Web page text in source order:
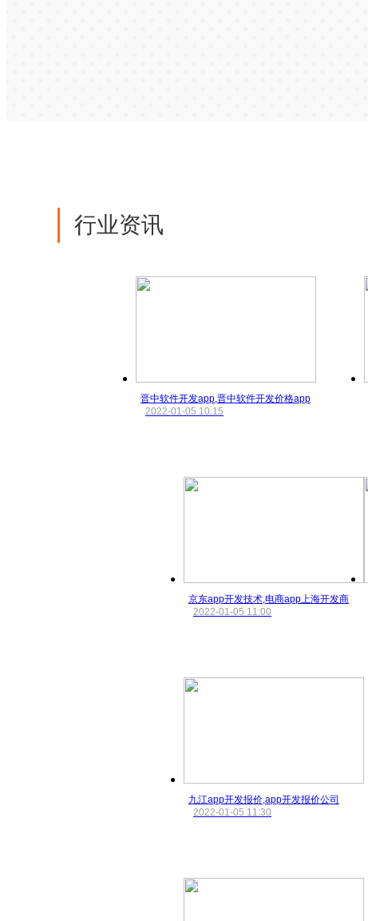
行业资讯
晋中软件开发app,晋中软件开发价格app
2022-01-05 10:15
京东app开发技术,电商app上海开发商
2022-01-05 11:00
九江app开发报价,app开发报价公司
2022-01-05 11:30